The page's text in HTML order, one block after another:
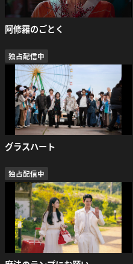
阿修羅のごとく
独占配信中
グラスハート
独占配信中